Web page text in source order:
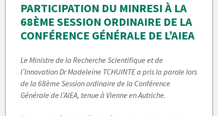
PARTICIPATION DU MINRESI À LA
68ÈME SESSION ORDINAIRE DE LA
CONFÉRENCE GÉNÉRALE DE L’AIEA
Le Ministre de la Recherche Scientifique et de
l’Innovation Dr Madeleine TCHUINTE a pris la parole lors
de la 68ème Session ordinaire de la Conférence
Générale de l’AIEA, tenue à Vienne en Autriche.